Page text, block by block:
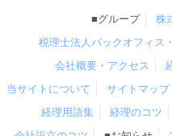
■グループ
株
税理士法人バックオフィス
会社概要・アクセス
当サイトについて
サイトマップ
経理用語集
経理のコツ